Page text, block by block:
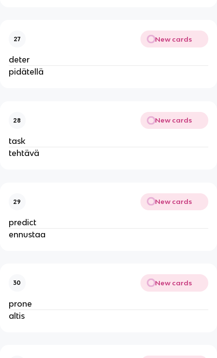
27 New cards
deter
pidätellä
28 New cards
task
tehtävä
29 New cards
predict
ennustaa
30 New cards
prone
altis